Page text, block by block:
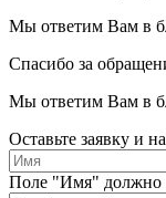
Мы ответим Вам в
Спасибо за
Мы ответим Вам в
Оставьте заявку и
Поле "Имя" должно